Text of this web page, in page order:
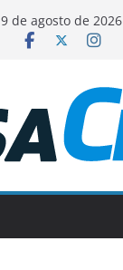
9 de agosto de 2026